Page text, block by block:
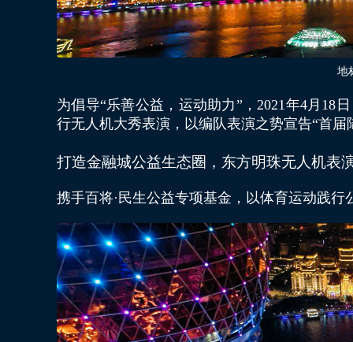
地
为倡导“乐善公益，运动助力”，2021年4月18
行无人机大秀表演，以编队表演之势宣告“首
打造金融城公益生态圈，东方明珠无人机表
携手百将·民生公益专项基金，以体育运动践